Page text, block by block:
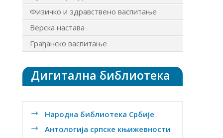
Физичко и здравствено васпитање
Верска настава
Грађанско васпитање
Дигитална библиотека
$ Народна библиотека Србије
$ Антологија српске књижевности